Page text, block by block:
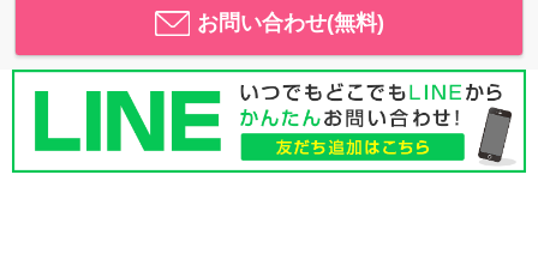
お問い合わせ(無料)